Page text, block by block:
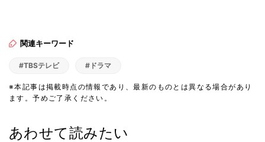
関連キーワード
#TBSテレビ #ドラマ
※本記事は掲載時点の情報であり、最新のものとは異なる場合があり
ます。予めご了承ください。
あわせて読みたい